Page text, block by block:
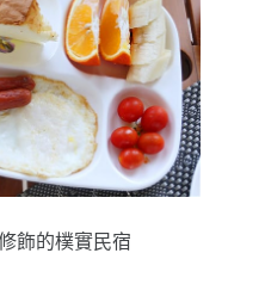
飾的樸實民宿